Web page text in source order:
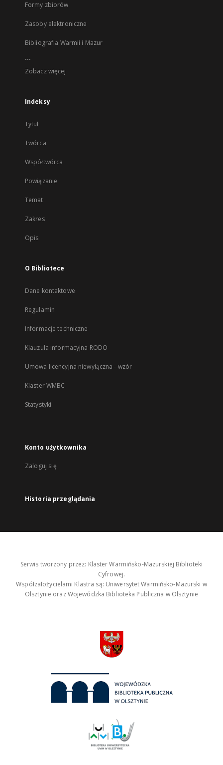
Formy zbiorów
Zasoby elektroniczne
Bibliografia Warmii i Mazur
...
Zobacz więcej
Indeksy
Tytuł
Twórca
Współtwórca
Powiązanie
Temat
Zakres
Opis
O Bibliotece
Dane kontaktowe
Regulamin
Informacje techniczne
Klauzula informacyjna RODO
Umowa licencyjna niewyłączna - wzór
Klaster WMBC
Statystyki
Konto użytkownika
Zaloguj się
Historia przeglądania
Serwis tworzony przez: Klaster Warmińsko-Mazurskiej Biblioteki
Cyfrowej.
Współzałożycielami Klastra są: Uniwersytet Warmińsko-Mazurski w
Olsztynie oraz Wojewódzka Biblioteka Publiczna w Olsztynie